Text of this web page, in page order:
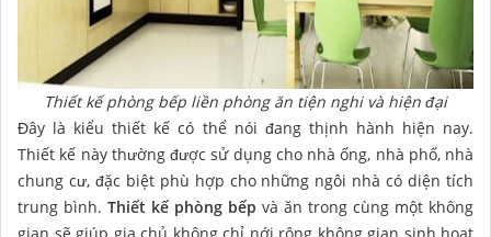
Thiết kế phòng bếp liền phòng ăn tiện nghi và hiện đại
Đây là kiểu thiết kế có thể nói đang thịnh hành hiện nay.
Thiết kế này thường được sử dụng cho nhà ống, nhà phố, nhà
chung cư, đặc biệt phù hợp cho những ngôi nhà có diện tích
trung bình. Thiết kế phòng bếp và ăn trong cùng một không